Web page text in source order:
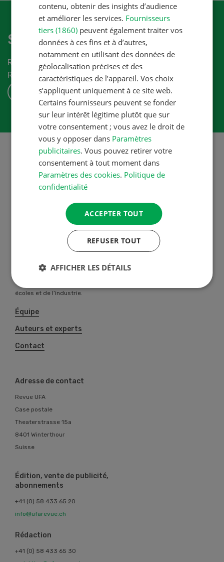
S'abonner à la newletter
Recevez les dernières nouvelles du monde de la
Revue-UFA.
S'ABONNER
A propos de nous
solutions professionnelles
individuelles à toutes les
agricultrices et agriculteurs de
Suisse. Notre équipe entretien des
nombreux auteurs spécialisés des
écoles et de l’industrie.
Équipe
Auteurs et experts
Contact
Adresse de contact
Revue UFA
Case postale
Theaterstrasse 15a
8401 Winterthour
Suisse
Édition, vente de publicité,
abonnements
+41 (0) 58 433 65 20
info@ufarevue.ch
Rédaction
+41 (0) 58 433 65 30
contenu, obtenir des insights d’audience
et améliorer les services. Fournisseurs
tiers (1860) peuvent également traiter vos
données à ces fins et à d’autres,
notamment en utilisant des données de
géolocalisation précises et des
caractéristiques de l’appareil. Vos choix
s’appliquent uniquement à ce site web.
Certains fournisseurs peuvent se fonder
sur leur intérêt légitime plutôt que sur
votre consentement ; vous avez le droit de
vous y opposer dans Paramètres
publicitaires. Vous pouvez retirer votre
consentement à tout moment dans
Paramètres des cookies. Politique de
confidentialité
ACCEPTER TOUT
REFUSER TOUT
AFFICHER LES DÉTAILS